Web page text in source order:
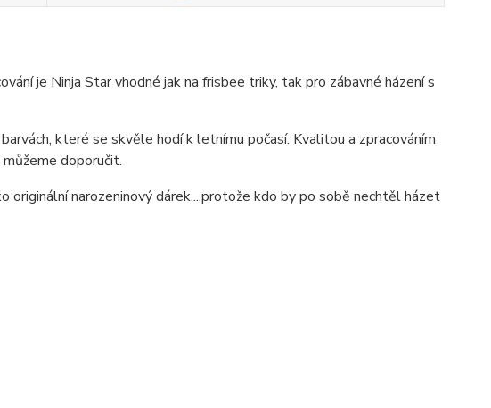
je Ninja Star vhodné jak na frisbee triky, tak pro zábavné házení s
které se skvěle hodí k letnímu počasí. Kvalitou a zpracováním
doporučit.
narozeninový dárek....protože kdo by po sobě nechtěl házet